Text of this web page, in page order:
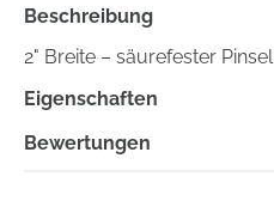
Beschreibung
2" Breite – säurefester Pinsel
Eigenschaften
Bewertungen